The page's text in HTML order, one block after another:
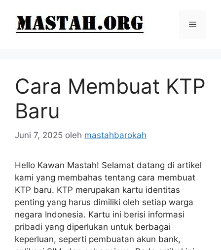
Menu
Cara Membuat KTP
Baru
Juni 7, 2025 oleh mastahbarokah
Hello Kawan Mastah! Selamat datang di artikel
kami yang membahas tentang cara membuat
KTP baru. KTP merupakan kartu identitas
penting yang harus dimiliki oleh setiap warga
negara Indonesia. Kartu ini berisi informasi
pribadi yang diperlukan untuk berbagai
keperluan, seperti pembuatan akun bank,